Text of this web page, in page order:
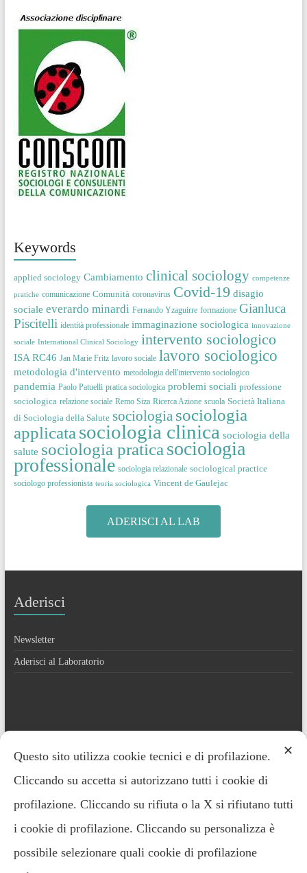
Keywords
applied sociology Cambiamento clinical sociology competenze
pratiche comunicazione Comunità coronavirus Covid-19 disagio
sociale everardo minardi Fernando Yzaguirre formazione Gianluca
Piscitelli identità professionale immaginazione sociologica innovazione
sociale International Clinical Sociology intervento sociologico
ISA RC46 Jan Marie Fritz lavoro sociale lavoro sociologico
metodologia d'intervento metodologia dell'intervento sociologico
pandemia Paolo Patuelli pratica sociologica problemi sociali professione
sociologica relazione sociale Remo Siza Ricerca Azione scuola Società Italiana
di Sociologia della Salute sociologia sociologia
applicata sociologia clinica sociologia della
salute sociologia pratica sociologia
professionale sociologia relazionale sociological practice
sociologo professionista teoria sociologica Vincent de Gaulejac
ADERISCI AL LAB
Aderisci
Newsletter
Aderisci al Laboratorio
Contatti ✕
Questo sito utilizza cookie tecnici e di profilazione.
Cliccando su accetta si autorizzano tutti i cookie di
profilazione. Cliccando su rifiuta o la X si rifiutano tutti
i cookie di profilazione. Cliccando su personalizza è
possibile selezionare quali cookie di profilazione